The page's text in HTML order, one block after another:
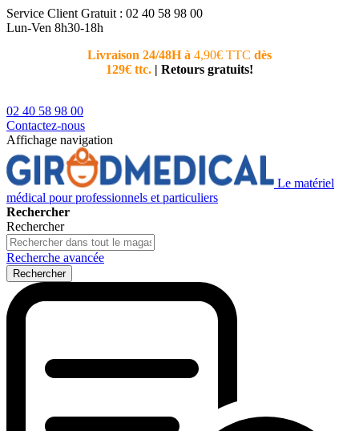
Service Client Gratuit : 02 40 58 98 00
Lun-Ven 8h30-18h
Livraison 24/48H à 4,90€ TTC dès
129€ ttc. | Retours gratuits!
02 40 58 98 00
Contactez-nous
Affichage navigation
Le matériel
médical pour professionnels et particuliers
Rechercher
Rechercher
Recherche avancée
Rechercher